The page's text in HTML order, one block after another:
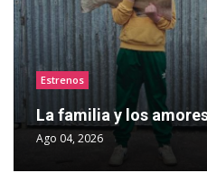
Estrenos
La familia y los
Ago 04, 2026